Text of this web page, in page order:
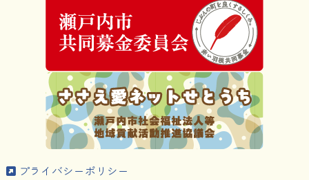
プライバシーポリシー